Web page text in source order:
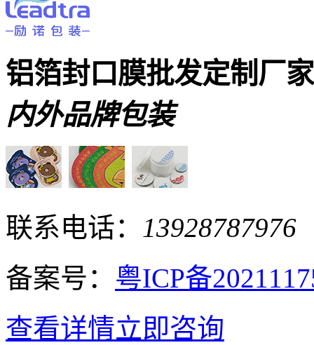
铝箔封口膜批发定制厂
内外品牌包装
联系电话： 13928787976
备案号： 粤ICP备
查看详情立即咨询